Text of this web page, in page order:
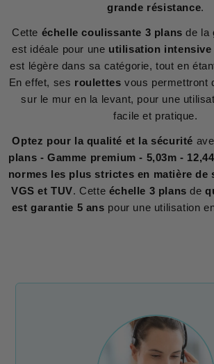
grande résistance.
Cette échelle coulissante 3 plans de la
est idéale pour une utilisation intensive
est légère dans sa catégorie, tout en
En effet, ses roulettes vous permettront
sur le mur en la levant, pour une
facile et pratique.
Optez pour la qualité et la sécurité
plans - Gamme premium - 5,03m -
normes les plus strictes en matière de
VGS et TUV. Cette échelle 3 plans de
est garantie 5 ans pour une utilisation